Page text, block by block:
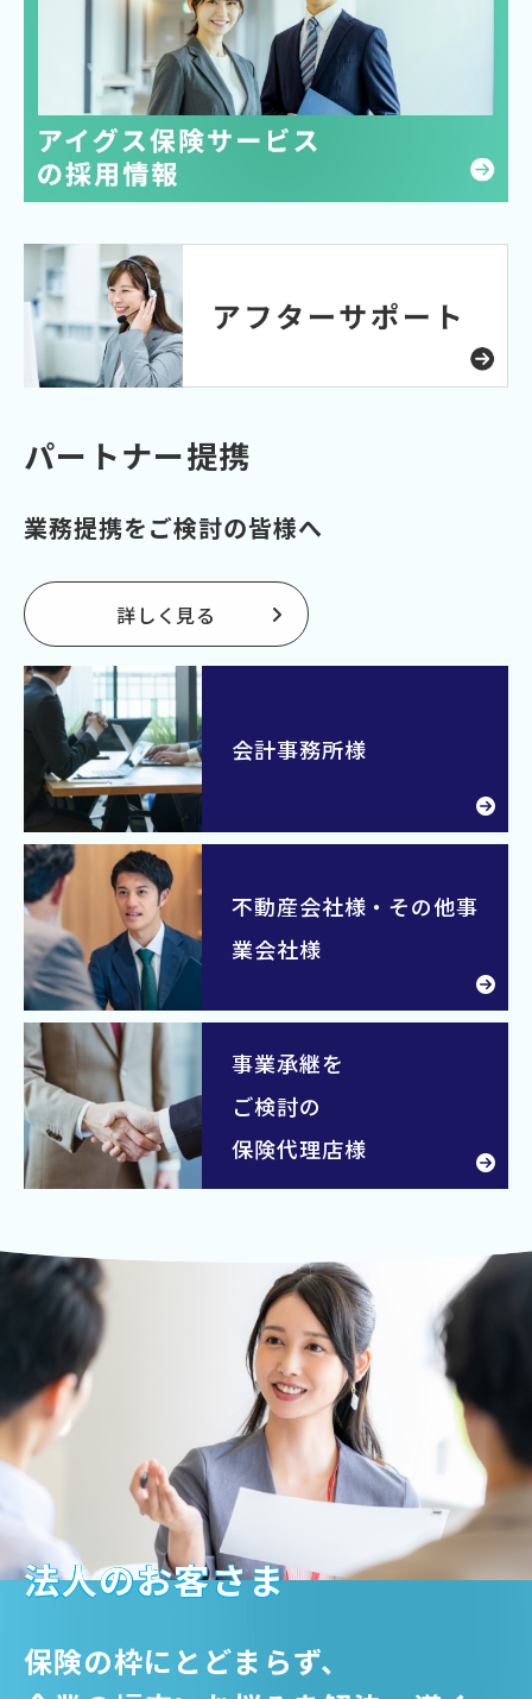
パートナー提携
業務提携をご検討の皆様へ
詳しく見る
会計事務所様
不動産会社様・その他事
業会社様
事業承継を
ご検討の
保険代理店様
法人のお客さま
保険の枠にとどまらず、